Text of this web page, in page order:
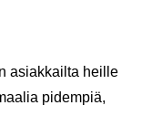
asiak­kail­ta heil­le
pi­dem­piä,